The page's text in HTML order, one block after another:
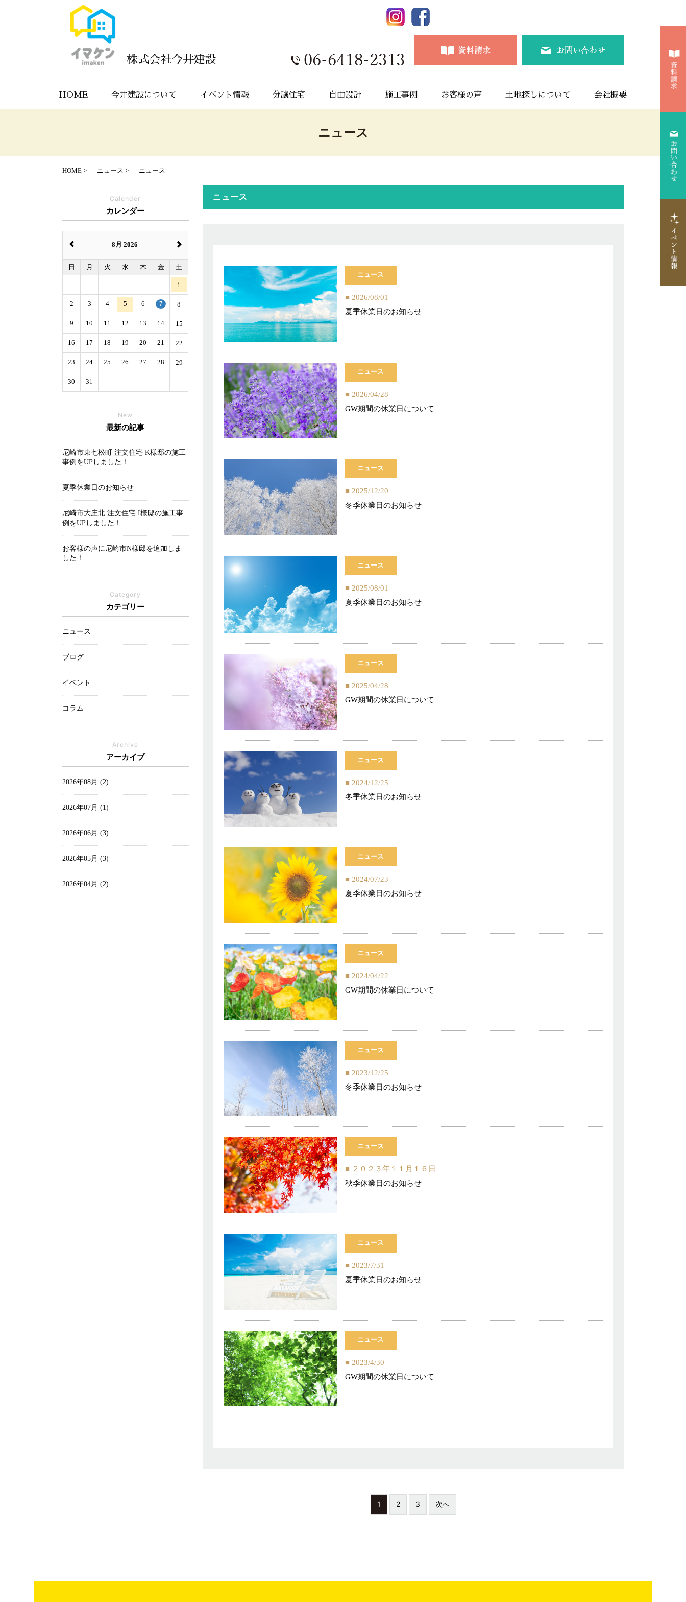
株式会社今井建設
HOME 今井建設について イベント情報 分譲住宅 自由設計 施工事例 お客様の声 土地探しについて 会社概要
ニュース
HOME ニュース ニュース
ニュース
ニュース
2026/08/01
夏季休業日のお知らせ
ニュース
2026/04/28
GW期間の休業日について
ニュース
2025/12/20
冬季休業日のお知らせ
ニュース
2025/08/01
夏季休業日のお知らせ
ニュース
2025/04/28
GW期間の休業日について
ニュース
2024/12/25
冬季休業日のお知らせ
ニュース
2024/07/23
夏季休業日のお知らせ
ニュース
2024/04/22
GW期間の休業日について
ニュース
2023/12/25
冬季休業日のお知らせ
ニュース
２０２３年１１月１６日
秋季休業日のお知らせ
ニュース
2023/7/31
夏季休業日のお知らせ
ニュース
2023/4/30
GW期間の休業日について
1 2 3 次へ
Calender
カレンダー
8月 2026
日 月 火 水 木 金 土
1
2 3 4 5 6 7 8
9 10 11 12 13 14 15
16 17 18 19 20 21 22
23 24 25 26 27 28 29
30 31
New
最新の記事
尼崎市東七松町 注文住宅 K様邸の施工
事例をUPしました！
夏季休業日のお知らせ
尼崎市大庄北 注文住宅 I様邸の施工事
例をUPしました！
お客様の声に尼崎市N様邸を追加しま
した！
Category
カテゴリー
ニュース
ブログ
イベント
コラム
Archive
アーカイブ
2026年08月 (2)
2026年07月 (1)
2026年06月 (3)
2026年05月 (3)
2026年04月 (2)